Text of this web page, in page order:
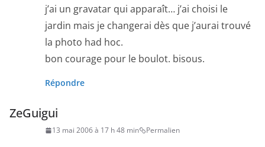
j’ai un gravatar qui apparaît… j’ai choisi le
jardin mais je changerai dès que j’aurai trouvé
la photo had hoc.
bon courage pour le boulot. bisous.
Répondre
ZeGuigui
13 mai 2006 à 17 h 48 min Permalien